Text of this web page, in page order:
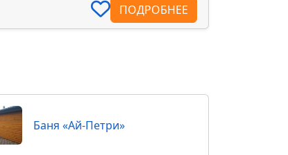
ПОДРОБНЕЕ
Баня «Ай-Петри»